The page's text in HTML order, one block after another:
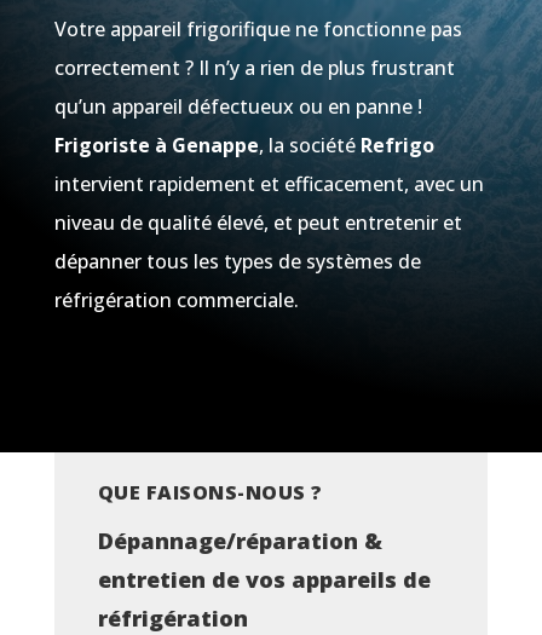
Votre appareil frigorifique ne fonctionne pas
correctement ? Il n’y a rien de plus frustrant
qu’un appareil défectueux ou en panne !
Frigoriste à Genappe, la société Refrigo
intervient rapidement et efficacement, avec un
niveau de qualité élevé, et peut entretenir et
dépanner tous les types de systèmes de
réfrigération commerciale.
QUE FAISONS-NOUS ?
Dépannage/réparation &
entretien de vos appareils de
réfrigération